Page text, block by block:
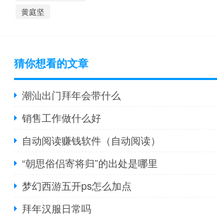
黄庭坚
猜你想看的文章
潮汕出门拜年会带什么
销售工作做什么好
自动阅读赚钱软件（自动阅读）
“朝思俗侣寄将归”的出处是哪里
梦幻西游五开ps怎么加点
拜年汉服日常吗